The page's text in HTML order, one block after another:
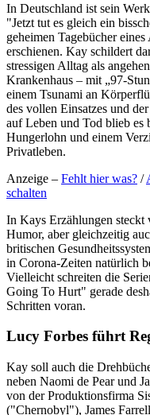
In Deutschland ist sein
"Jetzt tut es gleich ein
geheimen Tagebücher eines
erschienen. Kay schildert
stressigen Alltag als
Krankenhaus – mit „97-
einem Tsunami an
des vollen Einsatzes und
auf Leben und Tod blieb es
Hungerlohn und einem
Privatleben.
Anzeige – Fehlt hier was? /
schalten
In Kays Erzählungen steckt
Humor, aber gleichzeitig
britischen
in Corona-Zeiten natürlich
Vielleicht schreiten die
Going To Hurt" gerade
Schritten voran.
Lucy Forbes führt
Kay soll auch die
neben Naomi de Pear und
von der Produktionsfirma
("Chernobyl"), James